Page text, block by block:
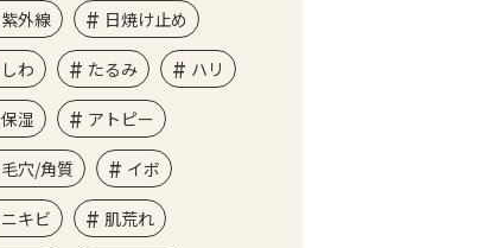
紫外線 日焼け止め
しわ たるみ ハリ
保湿 アトピー
毛穴/角質 イボ
ニキビ 肌荒れ